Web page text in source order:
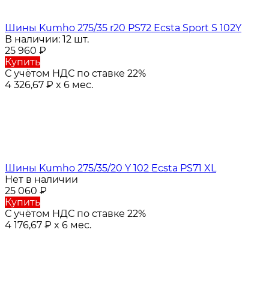
Шины Kumho 275/35 r20 PS72 Ecsta Sport S 102Y
В наличии: 12 шт.
25 960 ₽
Купить
С учётом НДС по ставке 22%
4 326,67 ₽ x 6 мес.
Шины Kumho 275/35/20 Y 102 Ecsta PS71 XL
Нет в наличии
25 060 ₽
Купить
С учётом НДС по ставке 22%
4 176,67 ₽ x 6 мес.